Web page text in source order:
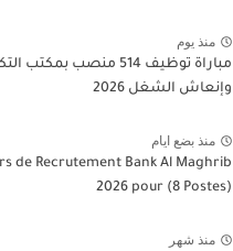
منذ يوم
مباراة توظيف 514 منصب
وإنعاش الشغل 2026
منذ بضع ايام
de Recrutement Bank Al Maghrib
2026 pour (8 Postes)
منذ شهر